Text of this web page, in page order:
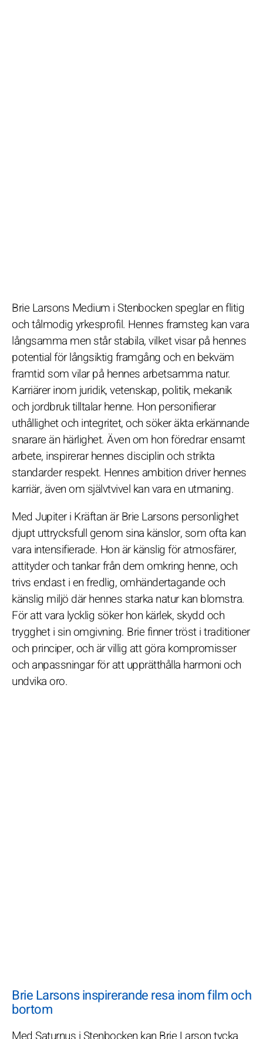
Brie Larsons Medium i Stenbocken speglar en flitig
och tålmodig yrkesprofil. Hennes framsteg kan vara
långsamma men står stabila, vilket visar på hennes
potential för långsiktig framgång och en bekväm
framtid som vilar på hennes arbetsamma natur.
Karriärer inom juridik, vetenskap, politik, mekanik
och jordbruk tilltalar henne. Hon personifierar
uthållighet och integritet, och söker äkta erkännande
snarare än härlighet. Även om hon föredrar ensamt
arbete, inspirerar hennes disciplin och strikta
standarder respekt. Hennes ambition driver hennes
karriär, även om självtvivel kan vara en utmaning.
Med Jupiter i Kräftan är Brie Larsons personlighet
djupt uttrycksfull genom sina känslor, som ofta kan
vara intensifierade. Hon är känslig för atmosfärer,
attityder och tankar från dem omkring henne, och
trivs endast i en fredlig, omhändertagande och
känslig miljö där hennes starka natur kan blomstra.
För att vara lycklig söker hon kärlek, skydd och
trygghet i sin omgivning. Brie finner tröst i traditioner
och principer, och är villig att göra kompromisser
och anpassningar för att upprätthålla harmoni och
undvika oro.
Brie Larsons inspirerande resa inom film och
bortom